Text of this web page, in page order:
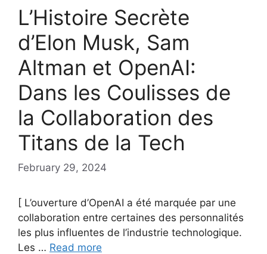
L’Histoire Secrète
d’Elon Musk, Sam
Altman et OpenAI:
Dans les Coulisses de
la Collaboration des
Titans de la Tech
February 29, 2024
[ L’ouverture d’OpenAI a été marquée par une
collaboration entre certaines des personnalités
les plus influentes de l’industrie technologique.
Les … Read more